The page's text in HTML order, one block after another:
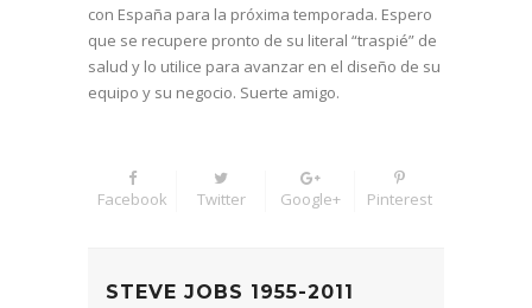
con España para la próxima temporada. Espero
que se recupere pronto de su literal “traspié” de
salud y lo utilice para avanzar en el diseño de su
equipo y su negocio. Suerte amigo.
Facebook Twitter Google+ Pinterest
STEVE JOBS 1955-2011